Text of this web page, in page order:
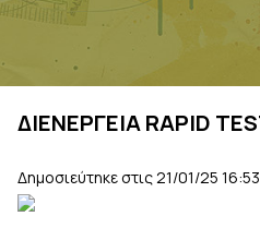
ΔΙΕΝΕΡΓΕΙΑ RAPID
Δημοσιεύτηκε στις 21/01/25 16:53